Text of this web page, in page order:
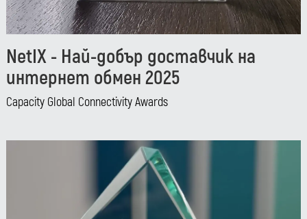
NetIX - Най-добър доставчик на
интернет обмен 2025
Capacity Global Connectivity Awards